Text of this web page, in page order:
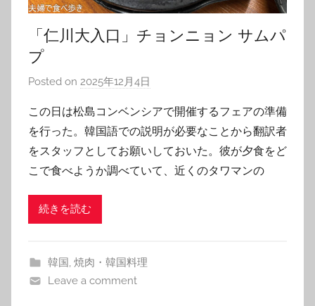
「仁川大入口」チョンニョン サムパ
プ
Posted on 2025年12月4日
T
o
m
この日は松島コンベンシアで開催するフェアの準備
を行った。韓国語での説明が必要なことから翻訳者
をスタッフとしてお願いしておいた。彼が夕食をど
こで食べようか調べていて、近くのタワマンの
続きを読む
韓国 焼肉・韓国料理
Leave a comment